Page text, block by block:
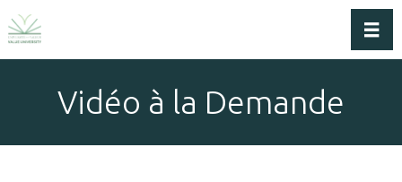
Vidéo à la Demande